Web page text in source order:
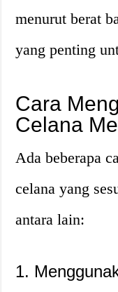
menurut berat
yang penting
Cara
Celana
Ada beberapa
celana yang
antara lain:
1.